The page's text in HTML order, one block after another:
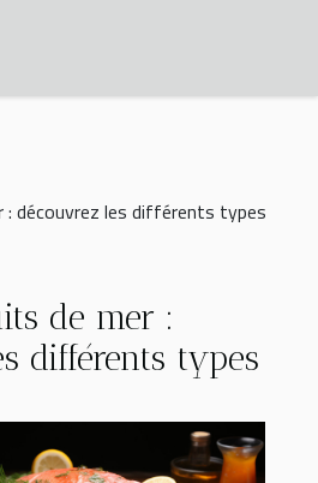
: découvrez les différents types
de mer :
différents types